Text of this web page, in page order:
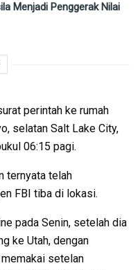
Menjadi Penggerak Nilai
perintah ke rumah
selatan Salt Lake City,
06:15 pagi.
ternyata telah
FBI tiba di lokasi.
pada Senin, setelah dia
ke Utah, dengan
setelan